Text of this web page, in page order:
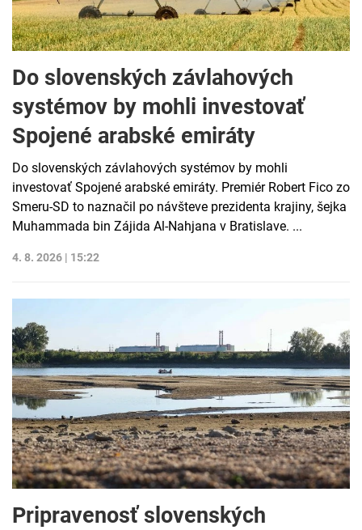
Do slovenských závlahových
systémov by mohli investovať
Spojené arabské emiráty
Do slovenských závlahových systémov by mohli
investovať Spojené arabské emiráty. Premiér Robert Fico zo
Smeru-SD to naznačil po návšteve prezidenta krajiny, šejka
Muhammada bin Zájida Al-Nahjana v Bratislave. ...
4. 8. 2026 | 15:22
Pripravenosť slovenských